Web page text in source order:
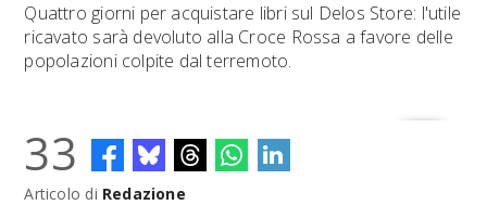
SPIDER-MAN: BRAND NEW DAY MICHAEL MANDO
Quattro giorni per acquistare libri sul Delos Store: l'utile
ricavato sarà devoluto alla Croce Rossa a favore delle
popolazioni colpite dal terremoto.
33
Articolo di Redazione